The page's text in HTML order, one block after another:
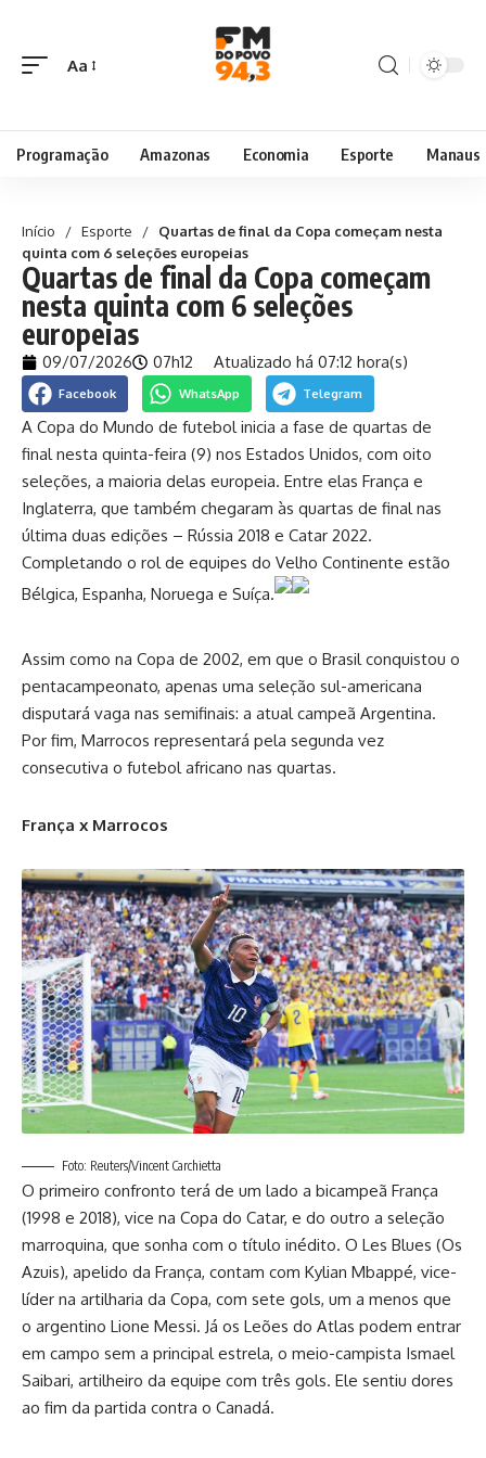
Aa
Programação Amazonas Economia Esporte Manaus
Início / Esporte /
Quartas de final da Copa começam nesta
quinta com 6 seleções europeias
Quartas de final da Copa começam
nesta quinta com 6 seleções
europeias
09/07/2026 07h12 Atualizado há 07:12 hora(s)
Facebook WhatsApp Telegram
A Copa do Mundo de futebol inicia a fase de quartas de
final nesta quinta-feira (9) nos Estados Unidos, com oito
seleções, a maioria delas europeia. Entre elas França e
Inglaterra, que também chegaram às quartas de final nas
última duas edições – Rússia 2018 e Catar 2022.
Completando o rol de equipes do Velho Continente estão
Bélgica, Espanha, Noruega e Suíça.
Assim como na Copa de 2002, em que o Brasil conquistou o
pentacampeonato, apenas uma seleção sul-americana
disputará vaga nas semifinais: a atual campeã Argentina.
Por fim, Marrocos representará pela segunda vez
consecutiva o futebol africano nas quartas.
França x Marrocos
Foto: Reuters/Vincent Carchietta
O primeiro confronto terá de um lado a bicampeã França
(1998 e 2018), vice na Copa do Catar, e do outro a seleção
marroquina, que sonha com o título inédito. O Les Blues (Os
Azuis), apelido da França, contam com Kylian Mbappé, vice-
líder na artilharia da Copa, com sete gols, um a menos que
o argentino Lione Messi. Já os Leões do Atlas podem entrar
em campo sem a principal estrela, o meio-campista Ismael
Saibari, artilheiro da equipe com três gols. Ele sentiu dores
ao fim da partida contra o Canadá.